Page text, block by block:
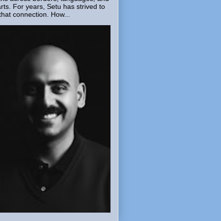
For years, Setu has strived to
connection. How...